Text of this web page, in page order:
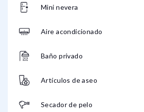
Mini nevera
Aire acondicionado
Baño privado
Artículos de aseo
Secador de pelo